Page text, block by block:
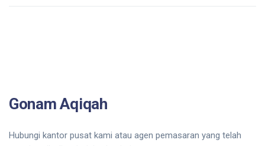
Gonam Aqiqah
Hubungi kantor pusat kami atau agen pemasaran yang telah